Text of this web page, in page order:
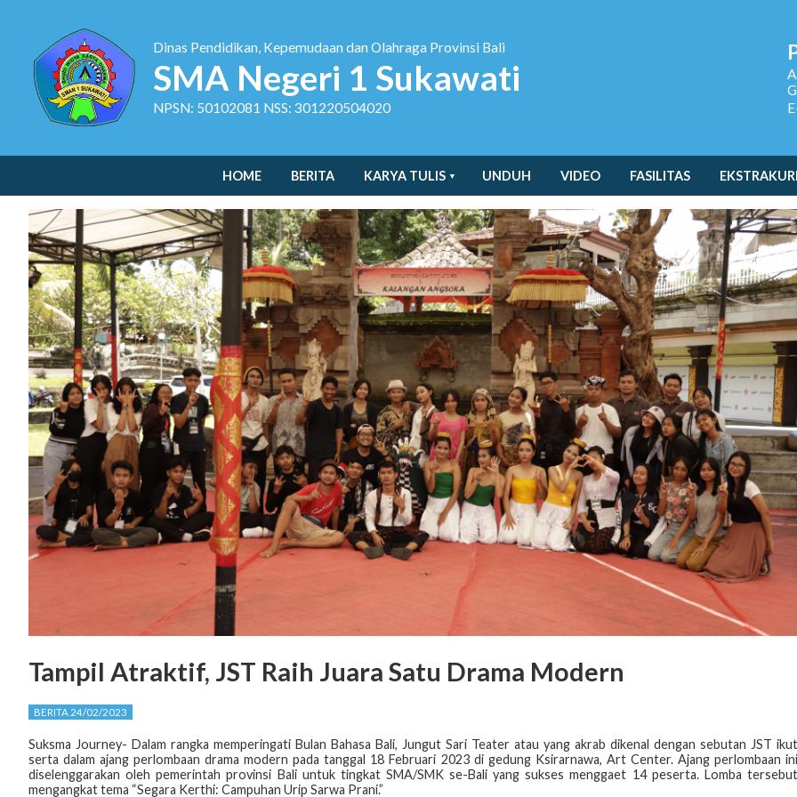
Dinas Pendidikan, Kepemudaan dan Olahraga Provinsi Bali
SMA Negeri 1 Sukawati
NPSN: 50102081 NSS: 301220504020
HOME BERITA KARYA TULIS UNDUH VIDEO FASILITAS
Tampil Atraktif, JST Raih Juara Satu Drama Modern
BERITA 24/02/2023
Suksma Journey- Dalam rangka memperingati Bulan Bahasa Bali, Jungut Sari Teater atau yang akrab dikenal dengan sebutan JST ikut
serta dalam ajang perlombaan drama modern pada tanggal 18 Februari 2023 di gedung Ksirarnawa, Art Center. Ajang perlombaan ini
diselenggarakan oleh pemerintah provinsi Bali untuk tingkat SMA/SMK se-Bali yang sukses menggaet 14 peserta. Lomba tersebut
mengangkat tema “Segara Kerthi: Campuhan Urip Sarwa Prani.”